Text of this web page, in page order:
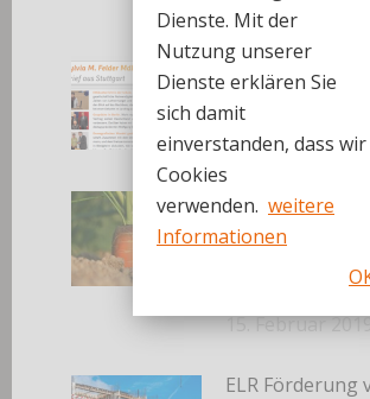
März 2019
3. März 2019
Sylvia M. Felder:
PFC-belastete
weitergeführt
15. Februar
ELR Förderung
Dienste. Mit der
Nutzung unserer
Dienste erklären Sie
sich damit
einverstanden, dass wir
Cookies
verwenden. weitere
Informationen